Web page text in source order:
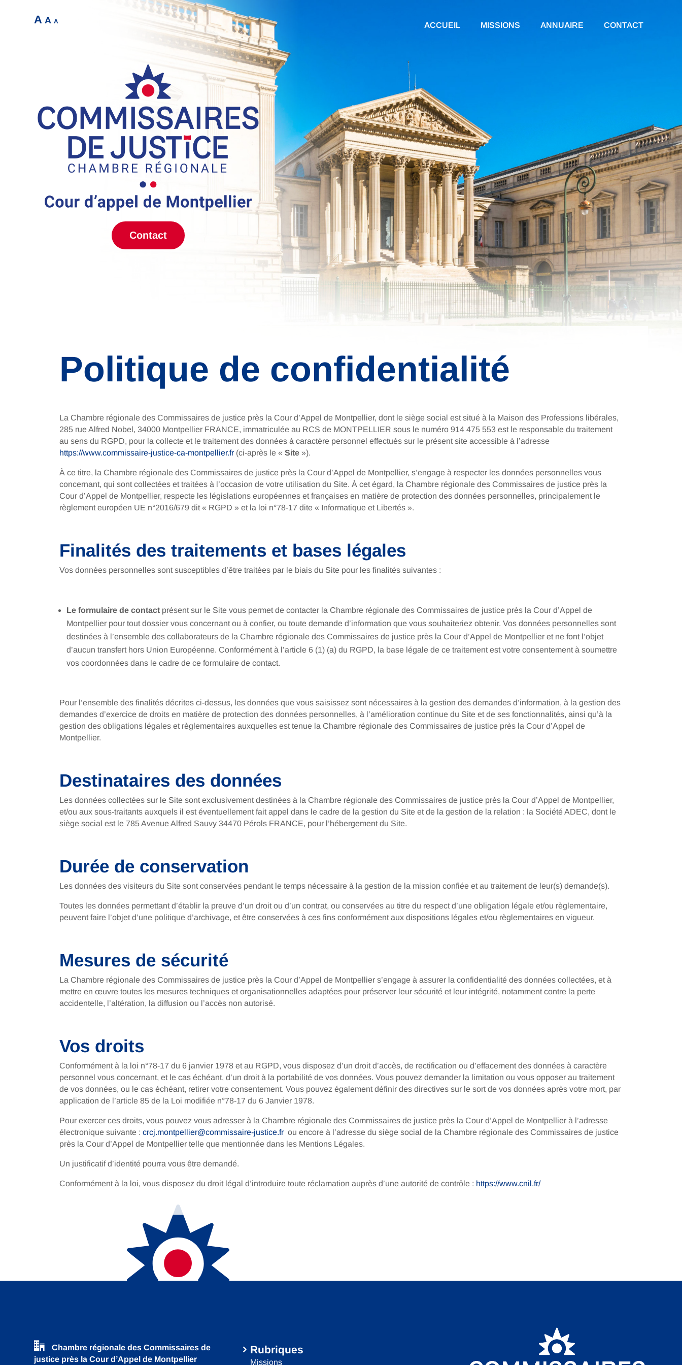
A A A ACCUEIL MISSIONS ANNUAIRE CONTACT
Contact
Politique de confidentialité
La Chambre régionale des Commissaires de justice près la Cour d’Appel de Montpellier, dont le siège social est situé à la Maison des Professions libérales,
285 rue Alfred Nobel, 34000 Montpellier FRANCE, immatriculée au RCS de MONTPELLIER sous le numéro 914 475 553 est le responsable du traitement
au sens du RGPD, pour la collecte et le traitement des données à caractère personnel effectués sur le présent site accessible à l’adresse
https://www.commissaire-justice-ca-montpellier.fr (ci-après le « Site »).
À ce titre, la Chambre régionale des Commissaires de justice près la Cour d’Appel de Montpellier, s’engage à respecter les données personnelles vous
concernant, qui sont collectées et traitées à l’occasion de votre utilisation du Site. À cet égard, la Chambre régionale des Commissaires de justice près la
Cour d’Appel de Montpellier, respecte les législations européennes et françaises en matière de protection des données personnelles, principalement le
règlement européen UE n°2016/679 dit « RGPD » et la loi n°78-17 dite « Informatique et Libertés ».
Finalités des traitements et bases légales
Vos données personnelles sont susceptibles d’être traitées par le biais du Site pour les finalités suivantes :
Le formulaire de contact présent sur le Site vous permet de contacter la Chambre régionale des Commissaires de justice près la Cour d’Appel de
Montpellier pour tout dossier vous concernant ou à confier, ou toute demande d’information que vous souhaiteriez obtenir. Vos données personnelles sont
destinées à l’ensemble des collaborateurs de la Chambre régionale des Commissaires de justice près la Cour d’Appel de Montpellier et ne font l’objet
d’aucun transfert hors Union Européenne. Conformément à l’article 6 (1) (a) du RGPD, la base légale de ce traitement est votre consentement à soumettre
vos coordonnées dans le cadre de ce formulaire de contact.
Pour l’ensemble des finalités décrites ci-dessus, les données que vous saisissez sont nécessaires à la gestion des demandes d’information, à la gestion des
demandes d’exercice de droits en matière de protection des données personnelles, à l’amélioration continue du Site et de ses fonctionnalités, ainsi qu’à la
gestion des obligations légales et règlementaires auxquelles est tenue la Chambre régionale des Commissaires de justice près la Cour d’Appel de
Montpellier.
Destinataires des données
Les données collectées sur le Site sont exclusivement destinées à la Chambre régionale des Commissaires de justice près la Cour d’Appel de Montpellier,
et/ou aux sous-traitants auxquels il est éventuellement fait appel dans le cadre de la gestion du Site et de la gestion de la relation : la Société ADEC, dont le
siège social est le 785 Avenue Alfred Sauvy 34470 Pérols FRANCE, pour l’hébergement du Site.
Durée de conservation
Les données des visiteurs du Site sont conservées pendant le temps nécessaire à la gestion de la mission confiée et au traitement de leur(s) demande(s).
Toutes les données permettant d’établir la preuve d’un droit ou d’un contrat, ou conservées au titre du respect d’une obligation légale et/ou règlementaire,
peuvent faire l’objet d’une politique d’archivage, et être conservées à ces fins conformément aux dispositions légales et/ou règlementaires en vigueur.
Mesures de sécurité
La Chambre régionale des Commissaires de justice près la Cour d’Appel de Montpellier s’engage à assurer la confidentialité des données collectées, et à
mettre en œuvre toutes les mesures techniques et organisationnelles adaptées pour préserver leur sécurité et leur intégrité, notamment contre la perte
accidentelle, l’altération, la diffusion ou l’accès non autorisé.
Vos droits
Conformément à la loi n°78-17 du 6 janvier 1978 et au RGPD, vous disposez d’un droit d’accès, de rectification ou d’effacement des données à caractère
personnel vous concernant, et le cas échéant, d’un droit à la portabilité de vos données. Vous pouvez demander la limitation ou vous opposer au traitement
de vos données, ou le cas échéant, retirer votre consentement. Vous pouvez également définir des directives sur le sort de vos données après votre mort, par
application de l’article 85 de la Loi modifiée n°78-17 du 6 Janvier 1978.
Pour exercer ces droits, vous pouvez vous adresser à la Chambre régionale des Commissaires de justice près la Cour d’Appel de Montpellier à l’adresse
électronique suivante :crcj.montpellier@commissaire-justice.fr ou encore à l’adresse du siège social de la Chambre régionale des Commissaires de justice
près la Cour d’Appel de Montpellier telle que mentionnée dans les Mentions Légales.
Un justificatif d’identité pourra vous être demandé.
Conformément à la loi, vous disposez du droit légal d’introduire toute réclamation auprès d’une autorité de contrôle : https://www.cnil.fr/
Chambre régionale des Commissaires de
justice près la Cour d’Appel de Montpellier
Rubriques
Missions